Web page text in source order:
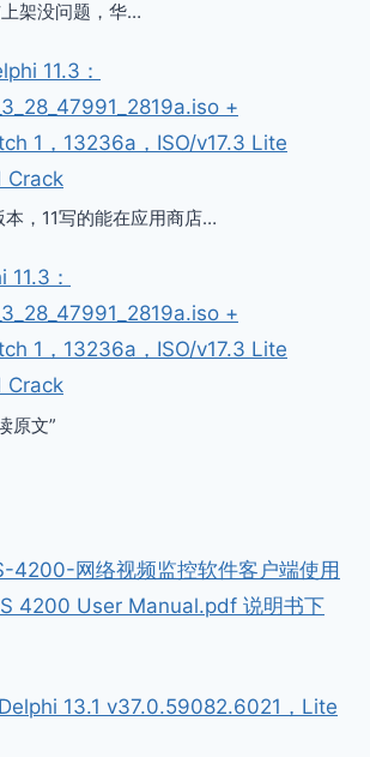
架没问题，华…
11.3：
+
1，13236a，ISO/v17.3 Lite
Crack
，11写的能在应用商店…
11.3：
+
1，13236a，ISO/v17.3 Lite
Crack
原文”
4200-网络视频监控软件客户端使用
4200 User Manual.pdf 说明书下
13.1 v37.0.59082.6021，Lite